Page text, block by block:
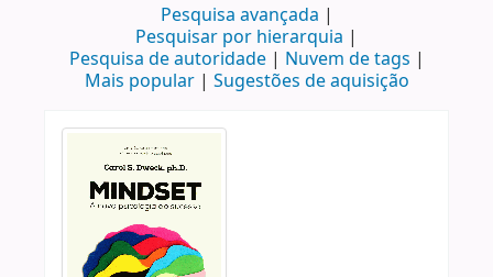
Pesquisa avançada
Pesquisar por hierarquia
Pesquisa de autoridade
Nuvem de tags
Mais popular
Sugestões de aquisição